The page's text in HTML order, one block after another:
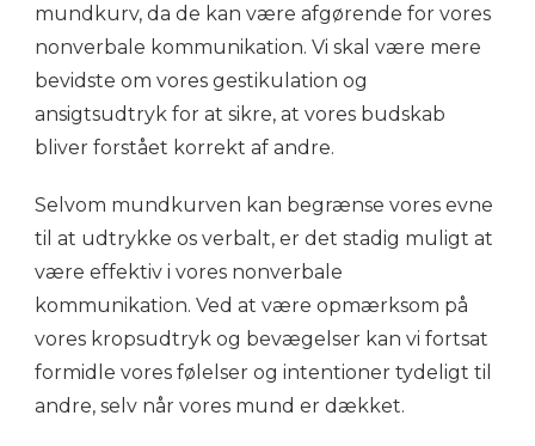
mundkurv, da de kan være afgørende for vores
nonverbale kommunikation. Vi skal være mere
bevidste om vores gestikulation og
ansigtsudtryk for at sikre, at vores budskab
bliver forstået korrekt af andre.
Selvom mundkurven kan begrænse vores evne
til at udtrykke os verbalt, er det stadig muligt at
være effektiv i vores nonverbale
kommunikation. Ved at være opmærksom på
vores kropsudtryk og bevægelser kan vi fortsat
formidle vores følelser og intentioner tydeligt til
andre, selv når vores mund er dækket.